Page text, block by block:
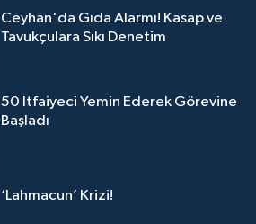
Ceyhan'da Gıda Alarmı! Kasap ve
Tavukçulara Sıkı Denetim
50 İtfaiyeci Yemin Ederek Görevine
Başladı
‘Lahmacun’ Krizi!